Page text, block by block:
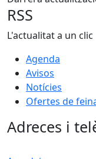
−
RSS
L'actualitat a un clic
Agenda
Avisos
Notícies
Ofertes de
Adreces i